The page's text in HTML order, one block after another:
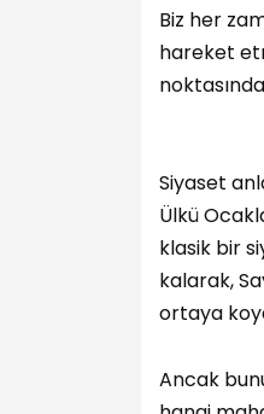
Biz her
hareket
Siyaset
Ülkü
klasik bir
kalarak,
ortaya
Ancak